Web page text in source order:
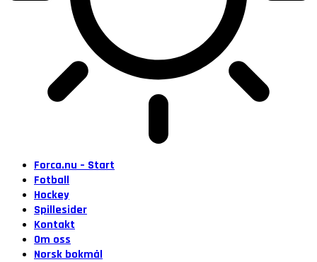
Forca.nu – Start
Fotball
Hockey
Spillesider
Kontakt
Om oss
Norsk bokmål